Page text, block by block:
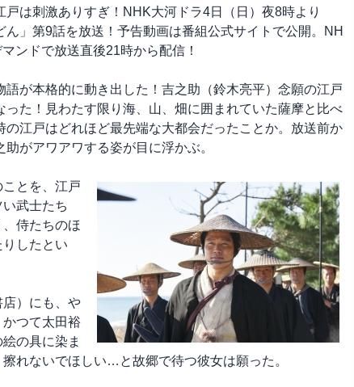
戸は刺激ありすぎ！NHK大河ドラ4日（日）夜8時より
ん」第9話を放送！予告動画は番組公式サイトで公開。NH
ンドで放送直後21時から配信！
語が本格的に動き出した！吉之助（鈴木亮平）念願の江戸
った！見わたす限り海、山、畑に囲まれていた薩摩と比べ
の江戸はどれほど最先端な大都会だったことか。放送前か
助がアワアワする姿が目に浮かぶ。
とを、江戸
武士たち
侍たちのほ
したとい
）にも、や
つて太田裕
の具に染ま
れないでほしい…と故郷で待つ彼女は願った。